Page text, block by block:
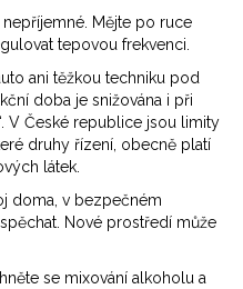
Mějte po ruce
tepovou frekvenci.
ani těžkou techniku pod
doba je snižována i při
V České republice jsou limity
druhy řízení, obecně platí
látek.
doma, v bezpečném
Nové prostředí může
se mixování alkoholu a